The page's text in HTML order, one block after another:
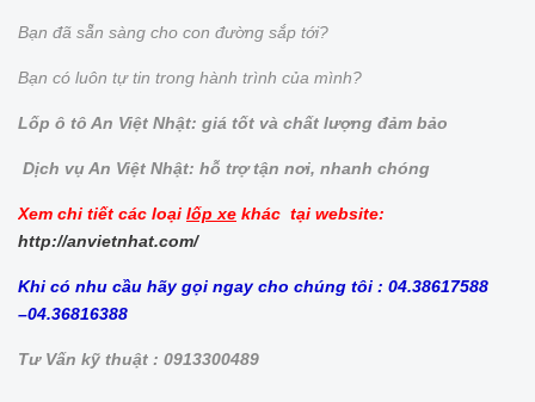
Bạn đã sẵn sàng cho con đường sắp tới?
Bạn có luôn tự tin trong hành trình của mình?
Lốp ô tô An Việt Nhật: giá tốt và chất lượng đảm bảo
Dịch vụ An Việt Nhật: hỗ trợ tận nơi, nhanh chóng
Xem chi tiết các loại lốp xe khác tại website:
http://anvietnhat.com/
Khi có nhu cầu hãy gọi ngay cho chúng tôi : 04.38617588
–04.36816388
Tư Vấn kỹ thuật : 0913300489